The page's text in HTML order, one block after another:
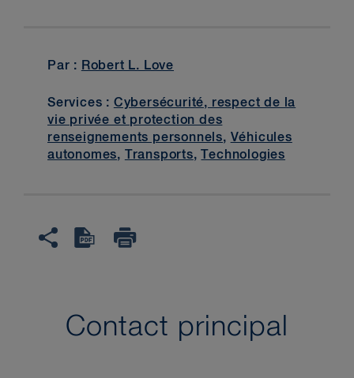
Par : Robert L. Love
Services : Cybersécurité, respect de la
vie privée et protection des
renseignements personnels, Véhicules
autonomes, Transports,Technologies
Contact principal